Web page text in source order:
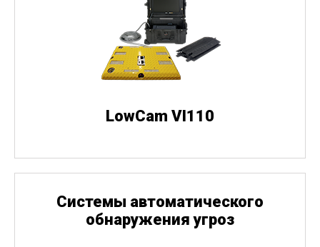
LowCam VI110
Cистемы автоматического
обнаружения угроз